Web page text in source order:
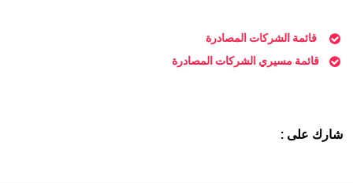
قائمة الشركات المصادرة
قائمة مسيري الشركات المصادرة
شارك على :